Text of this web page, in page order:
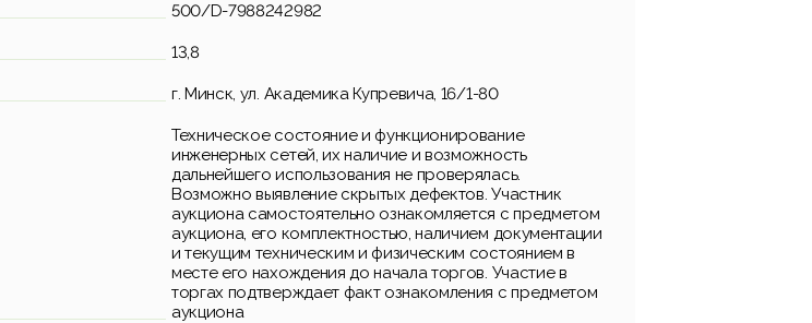
500/D-7988242982
13,8
г. Минск, ул. Академика Купревича, 16/1-80
Техническое состояние и функционирование
инженерных сетей, их наличие и возможность
дальнейшего использования не проверялась.
Возможно выявление скрытых дефектов. Участник
аукциона самостоятельно ознакомляется с предметом
аукциона, его комплектностью, наличием документации
и текущим техническим и физическим состоянием в
месте его нахождения до начала торгов. Участие в
торгах подтверждает факт ознакомления с предметом
аукциона